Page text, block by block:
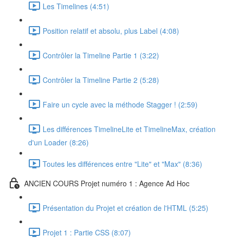
Les Timelines (4:51)
Position relatif et absolu, plus Label (4:08)
Contrôler la Timeline Partie 1 (3:22)
Contrôler la Timeline Partie 2 (5:28)
Faire un cycle avec la méthode Stagger ! (2:59)
Les différences TimelineLite et TimelineMax, création
d'un Loader (8:26)
Toutes les différences entre "Lite" et "Max" (8:36)
ANCIEN COURS Projet numéro 1 : Agence Ad Hoc
Présentation du Projet et création de l'HTML (5:25)
Projet 1 : Partie CSS (8:07)